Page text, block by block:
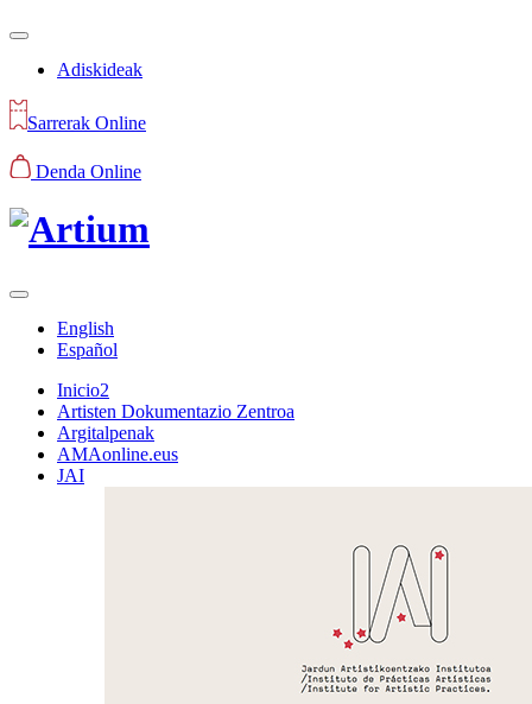
Adiskideak
Sarrerak Online
Denda Online
English
Español
Inicio2
Artisten Dokumentazio Zentroa
Argitalpenak
AMAonline.eus
JAI